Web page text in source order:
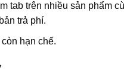
tab trên nhiều sản phẩm
trả phí.
hạn chế.